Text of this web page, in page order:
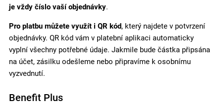
je vždy číslo vaší objednávky.
Pro platbu můžete využít i QR kód, který najdete v potvrzení
objednávky. QR kód vám v platební aplikaci automaticky
vyplní všechny potřebné údaje. Jakmile bude částka připsána
na účet, zásilku odešleme nebo připravíme k osobnímu
vyzvednutí.
Benefit Plus